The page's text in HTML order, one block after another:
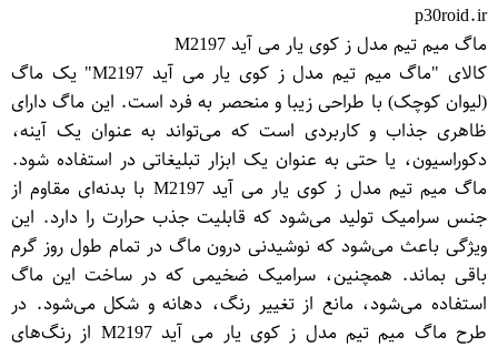
p30roid.ir
ماگ میم تیم مدل ز کوی یار می آید M2197
کالای "ماگ میم تیم مدل ز کوی یار می آید M2197" یک ماگ
(لیوان کوچک) با طراحی زیبا و منحصر به فرد است. این ماگ دارای
ظاهری جذاب و کاربردی است که می‌تواند به عنوان یک آینه،
دکوراسیون، یا حتی به عنوان یک ابزار تبلیغاتی در استفاده شود.
ماگ میم تیم مدل ز کوی یار می آید M2197 با بدنه‌ای مقاوم از
جنس سرامیک تولید می‌شود که قابلیت جذب حرارت را دارد. این
ویژگی باعث می‌شود که نوشیدنی درون ماگ در تمام طول روز گرم
باقی بماند. همچنین، سرامیک ضخیمی که در ساخت این ماگ
استفاده می‌شود، مانع از تغییر رنگ، دهانه و شکل می‌شود. در
طرح ماگ میم تیم مدل ز کوی یار می آید M2197 از رنگ‌های